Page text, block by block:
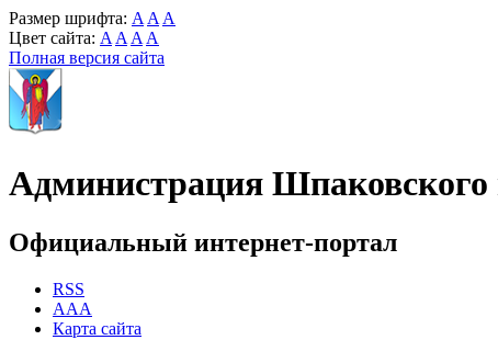
Размер шрифта: A A A
Цвет сайта: A A A A
Полная версия сайта
Администрация Шпаковского
Официальный интернет-портал
RSS
AAA
Карта сайта